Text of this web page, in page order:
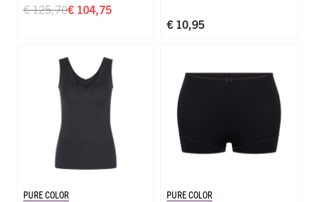
€ 104,75
€ 125,70
€ 10,95
PURE COLOR PURE COLOR